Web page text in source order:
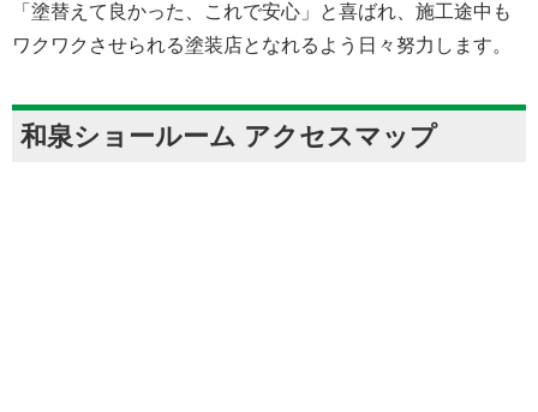
「塗替えて良かった、これで安心」と喜ばれ、施工途中も
ワクワクさせられる塗装店となれるよう日々努力します。
和泉ショールーム アクセスマップ